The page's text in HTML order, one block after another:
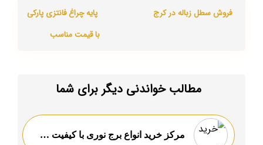
فروش سطل زباله در کرج
پایه چراغ فانتزی پارکی
با قیمت مناسب
مطالب خواندنی دیگر برای شما
مرکز خرید انواع برج نورى با کیفیت عالی